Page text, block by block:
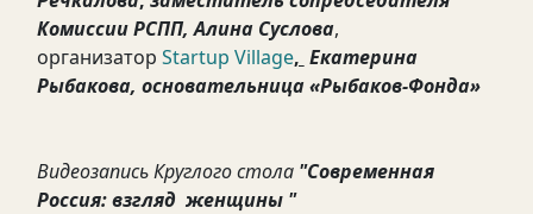
Комиссии РСПП, Алина Суслова,
организатор Startup Village, Екатерина
Рыбакова, основательница «Рыбаков-Фонда»
Видеозапись Круглого стола"Современная
Россия: взгляд женщины "